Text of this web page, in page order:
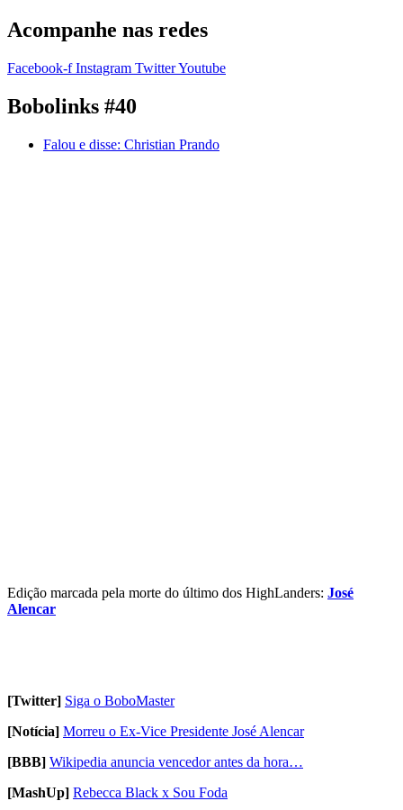
Acompanhe nas redes
Facebook-f Instagram TwitterYoutube
Bobolinks #40
Falou e disse: Christian Prando
Edição marcada pela morte do último dos HighLanders: José
Alencar
[Twitter] Siga o BoboMaster
[Notícia] Morreu o Ex-Vice Presidente José Alencar
[BBB] Wikipedia anuncia vencedor antes da hora…
[MashUp] Rebecca Black x Sou Foda